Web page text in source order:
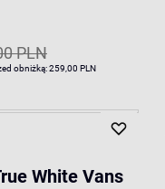
PLN
obniżką:259,00 PLN
White Vans